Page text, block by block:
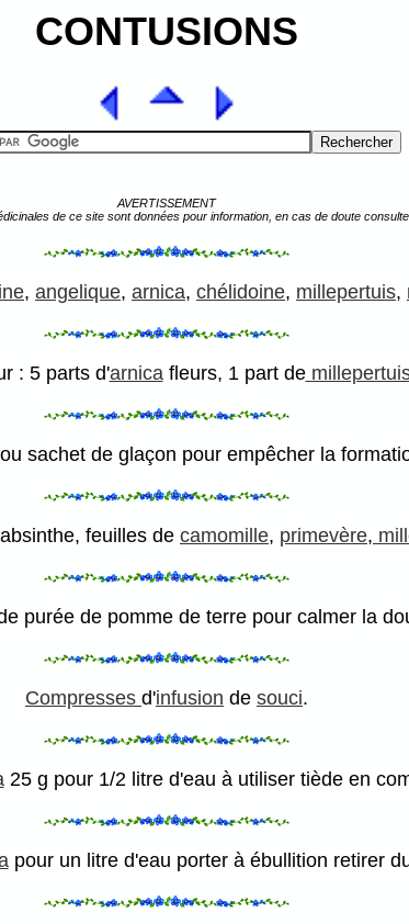
CONTUSIONS
AVERTISSEMENT
de ce site sont données pour information, en cas de doute
, angelique, arnica, chélidoine, millepertuis,
: 5 parts d'arnicafleurs, 1 part de
sachet de glaçon pour empêcher la
feuilles de camomille, primevère,
purée de pomme de terre pour calmer la
Compresses d'infusion de souci.
25 g pour 1/2 litre d'eau à utiliser tiède en
pour un litre d'eau porter à ébullition retirer